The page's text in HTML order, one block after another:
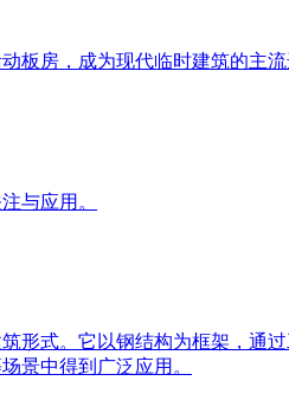
板房，成为现代临时建筑的主流
与应用。
形式。它以钢结构为框架，通
景中得到广泛应用。